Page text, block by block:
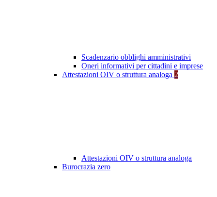
Scadenzario obblighi amministrativi
Oneri informativi per cittadini e imprese
Attestazioni OIV o struttura analoga 2
Attestazioni OIV o struttura analoga
Burocrazia zero